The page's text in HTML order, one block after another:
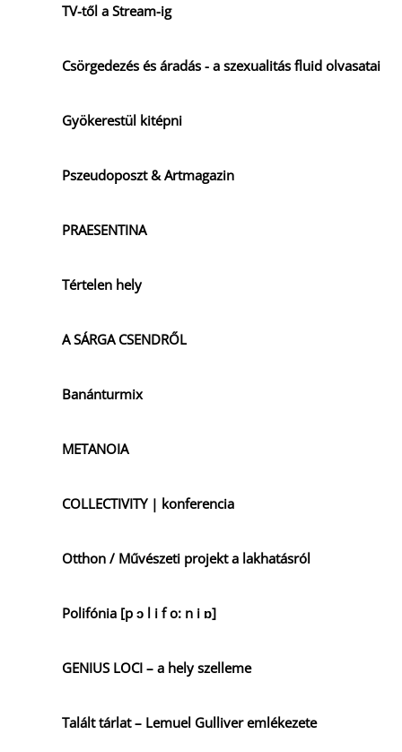
TV-től a Stream-ig
Csörgedezés és áradás - a szexualitás fluid olvasatai
Gyökerestül kitépni
Pszeudoposzt & Artmagazin
PRAESENTINA
Tértelen hely
A SÁRGA CSENDRŐL
Banánturmix
METANOIA
COLLECTIVITY | konferencia
Otthon / Művészeti projekt a lakhatásról
Polifónia [p ɔ l i f o: n i ɒ]
GENIUS LOCI – a hely szelleme
Talált tárlat – Lemuel Gulliver emlékezete